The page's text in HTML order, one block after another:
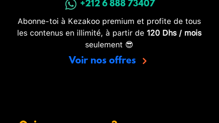
+212 6 888 73407
Abonne-toi à Kezakoo premium et profite de tous
les contenus en illimité, à partir de 120 Dhs / mois
seulement 😎
Voir nos offres